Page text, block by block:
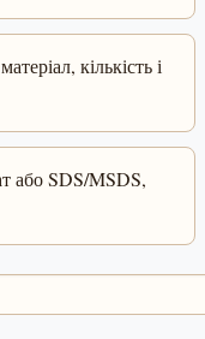
кількість і
або SDS/MSDS,